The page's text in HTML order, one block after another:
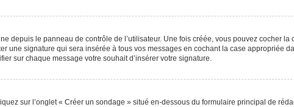
depuis le panneau de contrôle de l’utilisateur. Une fois créée, vous pouvez cocher
une signature qui sera insérée à tous vos messages en cochant la case appropriée
sur chaque message votre souhait d’insérer votre signature.
sur l’onglet « Créer un sondage » situé en-dessous du formulaire principal de